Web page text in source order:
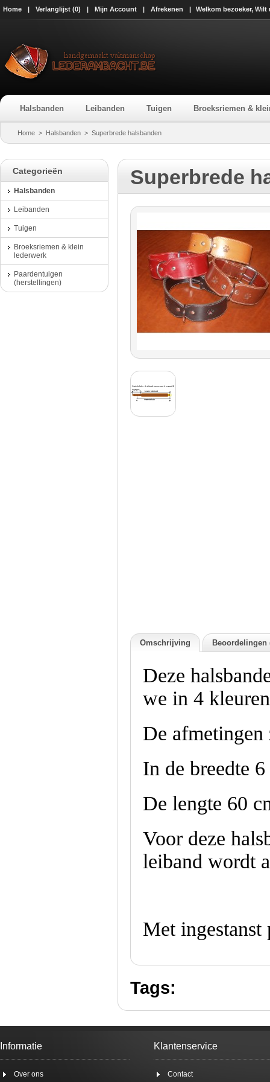
Home | Verlanglijst (0) | Mijn Account | Afrekenen | Welkom bezoeker, Wilt
Halsbanden Leibanden Tuigen Broeksriemen &
Categorieën
Halsbanden
Leibanden
Tuigen
Broeksriemen & klein
lederwerk
Paardentuigen
(herstellingen)
Home > Halsbanden > Superbrede halsbanden
Superbrede
Omschrijving Beoordelingen
Deze
we in 4
De
In de breedte
De lengte 60
Voor deze
leiband wordt
Met
Tags:
Informatie
Over ons
Klantenservice
Contact